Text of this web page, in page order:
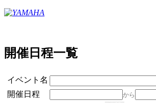
開催日程一覧
イベント名
開催日程
から